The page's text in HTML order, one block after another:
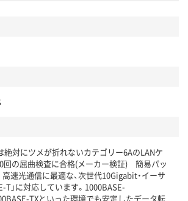
絶対にツメが折れないカテゴリー6AのLANケ
回の屈曲検査に合格(メーカー検証) 簡易パッ
速光通信に最適な、次世代10Gigabit・イーサ
T」に対応しています。1000BASE-
TXといった環境でも安定したデータ転